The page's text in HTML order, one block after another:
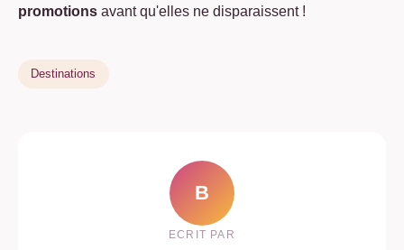
promotions avant qu'elles ne disparaissent !
Destinations
B
ECRIT PAR